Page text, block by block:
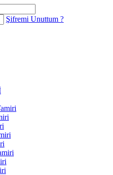
Şifremi Unuttum ?